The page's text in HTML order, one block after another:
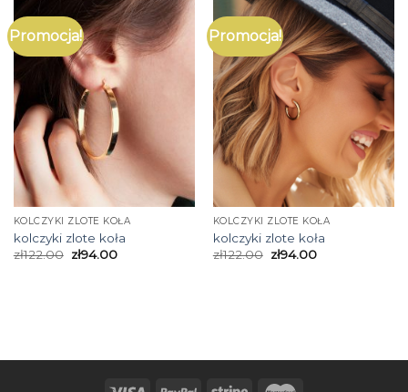
Promocja!
KOLCZYKI ZLOTE KOŁA
kolczyki zlote koła
zł122.00 zł94.00
Promocja!
KOLCZYKI ZLOTE KOŁA
kolczyki zlote koła
zł122.00 zł94.00